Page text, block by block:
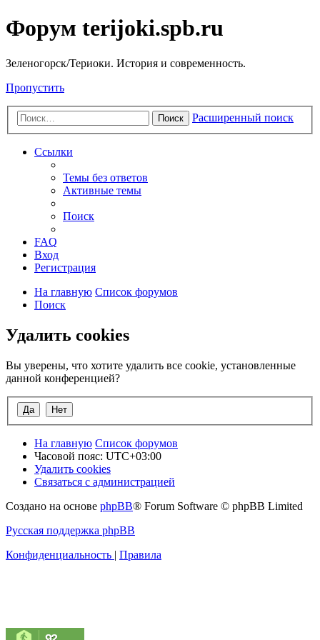
Форум terijoki.spb.ru
Зеленогорск/Териоки. История и современность.
Пропустить
Поиск Расширенный поиск
Ссылки
Темы без ответов
Активные темы
Поиск
FAQ
Вход
Регистрация
На главную Список форумов
Поиск
Удалить cookies
Вы уверены, что хотите удалить все cookie, установленные
данной конференцией?
На главную Список форумов
Часовой пояс: UTC+03:00
Удалить cookies
Связаться с администрацией
Создано на основе phpBB® Forum Software © phpBB Limited
Русская поддержка phpBB
Конфиденциальность | Правила